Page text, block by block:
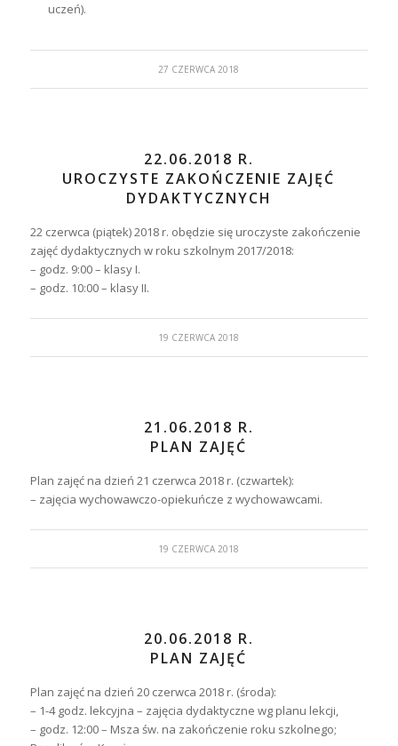
uczeń).
27 CZERWCA 2018
22.06.2018 R.
UROCZYSTE ZAKOŃCZENIE ZAJĘĆ
DYDAKTYCZNYCH
22 czerwca (piątek) 2018 r. obędzie się uroczyste zakończenie
zajęć dydaktycznych w roku szkolnym 2017/2018:
– godz. 9:00 – klasy I.
– godz. 10:00 – klasy II.
19 CZERWCA 2018
21.06.2018 R.
PLAN ZAJĘĆ
Plan zajęć na dzień 21 czerwca 2018 r. (czwartek):
– zajęcia wychowawczo-opiekuńcze z wychowawcami.
19 CZERWCA 2018
20.06.2018 R.
PLAN ZAJĘĆ
Plan zajęć na dzień 20 czerwca 2018 r. (środa):
– 1-4 godz. lekcyjna – zajęcia dydaktyczne wg planu lekcji,
– godz. 12:00 – Msza św. na zakończenie roku szkolnego;